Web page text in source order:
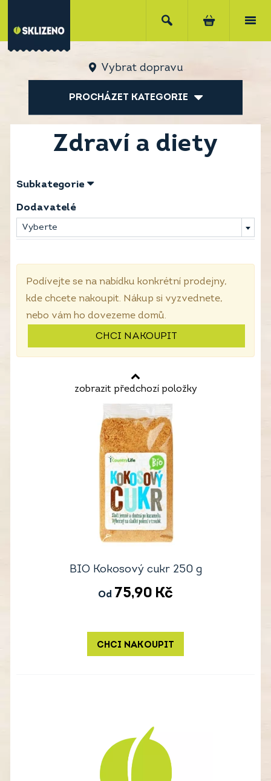
Vybrat dopravu
PROCHÁZET KATEGORIE
Zdraví a diety
Subkategorie
Dodavatelé
Vyberte
Podívejte se na nabídku konkrétní prodejny,
kde chcete nakoupit. Nákup si vyzvednete,
nebo vám ho dovezeme domů.
CHCI NAKOUPIT
zobrazit předchozí položky
BIO Kokosový cukr 250 g
Od 75,90 Kč
CHCI NAKOUPIT